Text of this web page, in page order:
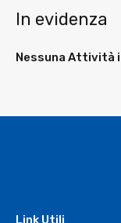
In evidenza
Nessuna Attività
Link Utili